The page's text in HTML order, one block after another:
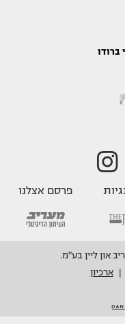
ברודו
פרסם אצלנו
ארכיון